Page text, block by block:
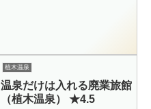
植木温泉
温泉だけは入れる廃業旅館
（植木温泉） ★4.5